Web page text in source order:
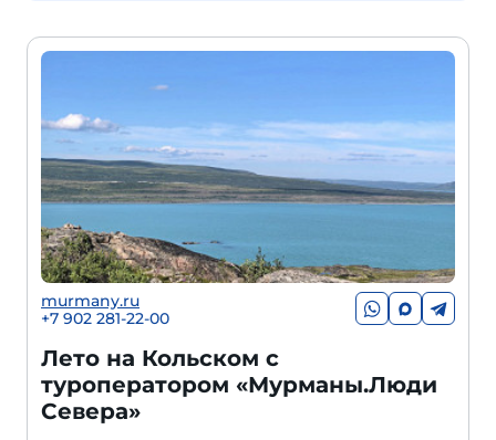
murmany.ru
+7 902 281-22-00
Лето на Кольском с
туроператором «Мурманы.Люди
Севера»